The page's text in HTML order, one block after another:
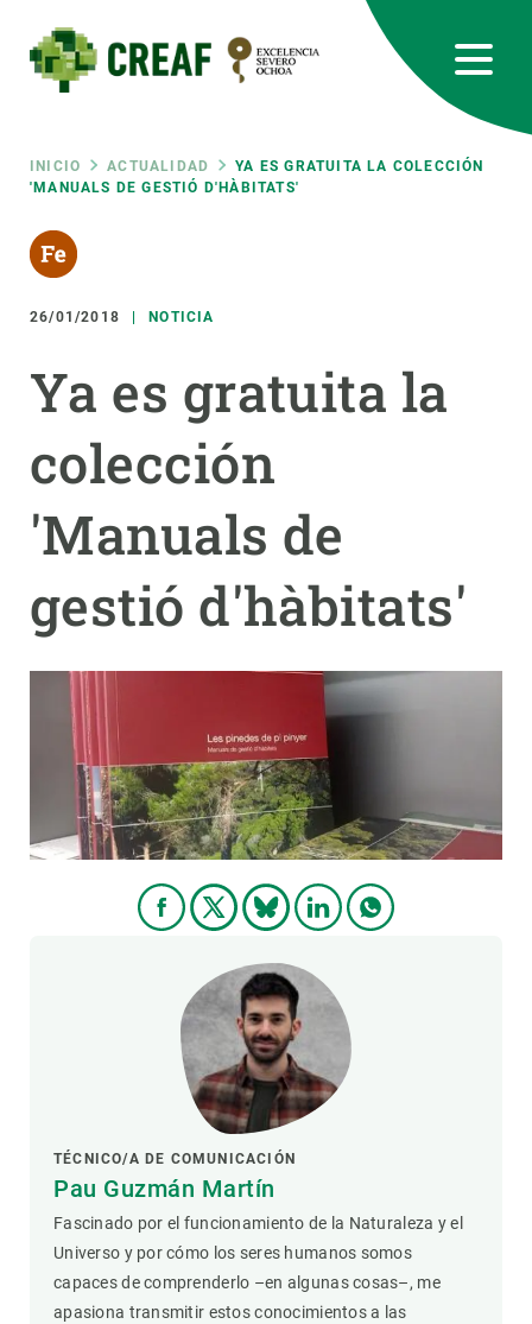
contenido
principal
Ruta
de
navegación
INICIO ACTUALIDAD
YA ES GRATUITA LA COLECCIÓN
'MANUALS DE GESTIÓ D'HÀBITATS'
26/01/2018 NOTICIA
Ya es gratuita la
colección
'Manuals de
gestió d'hàbitats'
TÉCNICO/A DE COMUNICACIÓN
Pau Guzmán Martín
Fascinado por el funcionamiento de la Naturaleza y el
Universo y por cómo los seres humanos somos
capaces de comprenderlo –en algunas cosas–, me
apasiona transmitir estos conocimientos a las
RRSS
Featured
responsive
INTRANET
Responsive
menu
INVESTIGACIÓN
CIENCIA EN ACCIÓN
ÚNETE A NOSOTROS
NOTICIAS Y AGENDA